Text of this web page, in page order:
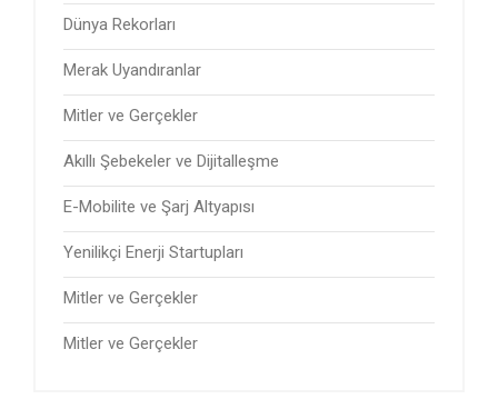
Dünya Rekorları
Merak Uyandıranlar
Mitler ve Gerçekler
Akıllı Şebekeler ve Dijitalleşme
E-Mobilite ve Şarj Altyapısı
Yenilikçi Enerji Startupları
Mitler ve Gerçekler
Mitler ve Gerçekler